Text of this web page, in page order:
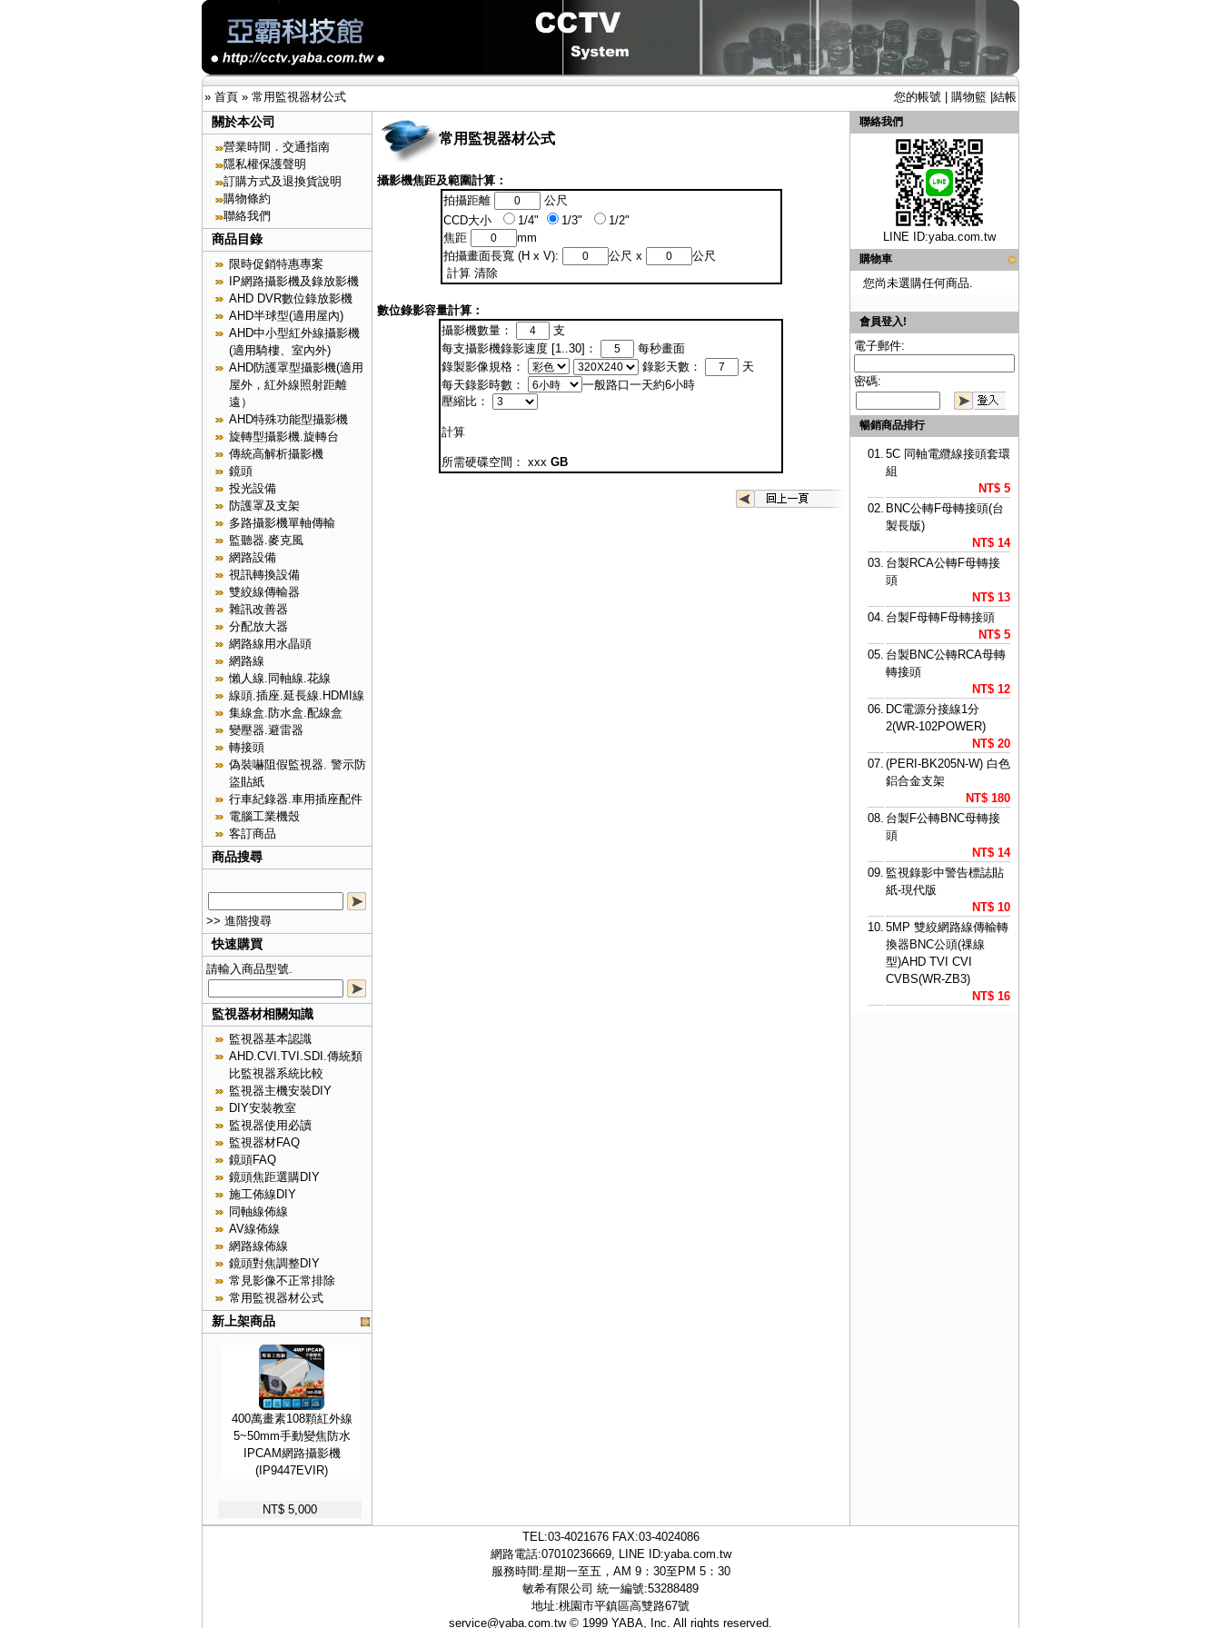
» 首頁 » 常用監視器材公式 您的帳號 購物籃 結帳
關於本公司
營業時間．交通指南
隱私權保護聲明
訂購方式及退換貨說明
購物條約
聯絡我們
商品目錄
限時促銷特惠專案
IP網路攝影機及錄放影機
AHD DVR數位錄放影機
AHD半球型(適用屋內)
AHD中小型紅外線攝影機
(適用騎樓、室內外)
AHD防護罩型攝影機(適用
屋外，紅外線照射距離
遠）
AHD特殊功能型攝影機
旋轉型攝影機.旋轉台
傳統高解析攝影機
鏡頭
投光設備
防護罩及支架
多路攝影機單軸傳輸
監聽器.麥克風
網路設備
視訊轉換設備
雙絞線傳輸器
雜訊改善器
分配放大器
網路線用水晶頭
網路線
懶人線.同軸線.花線
線頭.插座.延長線.HDMI線
集線盒.防水盒.配線盒
變壓器.避雷器
轉接頭
偽裝嚇阻假監視器. 警示防
盜貼紙
行車紀錄器.車用插座配件
電腦工業機殼
客訂商品
商品搜尋
>> 進階搜尋
快速購買
請輸入商品型號.
監視器材相關知識
監視器基本認識
AHD.CVI.TVI.SDI.傳統類
比監視器系統比較
監視器主機安裝DIY
DIY安裝教室
監視器使用必讀
監視器材FAQ
鏡頭FAQ
鏡頭焦距選購DIY
施工佈線DIY
同軸線佈線
AV線佈線
網路線佈線
鏡頭對焦調整DIY
常見影像不正常排除
常用監視器材公式
新上架商品
400萬畫素108顆紅外線
5~50mm手動變焦防水
IPCAM網路攝影機
(IP9447EVIR)
NT$ 5,000
常用監視器材公式
攝影機焦距及範圍計算：
拍攝距離
公尺
CCD大小
1/4" 1/3"
1/2"
焦距
mm
拍攝畫面長寬 (H x V):
公尺 x
公尺
計算 清除
數位錄影容量計算：
攝影機數量：
支
每支攝影機錄影速度 [1..30]：
每秒畫面
錄製影像規格：
錄影天數：
天
每天錄影時數：
一般路口一天約6小時
壓縮比：
計算
所需硬碟空間： xxx GB
聯絡我們
LINE ID:yaba.com.tw
購物車
您尚未選購任何商品.
會員登入!
電子郵件:
密碼:
暢銷商品排行
01. 5C 同軸電纜線接頭套環
組
NT$ 5
02. BNC公轉F母轉接頭(台
製長版)
NT$ 14
03. 台製RCA公轉F母轉接
頭
NT$ 13
04. 台製F母轉F母轉接頭
NT$ 5
05. 台製BNC公轉RCA母轉
轉接頭
NT$ 12
06. DC電源分接線1分
2(WR-102POWER)
NT$ 20
07. (PERI-BK205N-W) 白色
鋁合金支架
NT$ 180
08. 台製F公轉BNC母轉接
頭
NT$ 14
09. 監視錄影中警告標誌貼
紙-現代版
NT$ 10
10. 5MP 雙絞網路線傳輸轉
換器BNC公頭(祼線
型)AHD TVI CVI
CVBS(WR-ZB3)
NT$ 16
TEL:03-4021676FAX:03-4024086
網路電話:07010236669, LINE ID:yaba.com.tw
服務時間:星期一至五，AM 9：30至PM 5：30
敏希有限公司 統一編號:53288489
地址:桃園市平鎮區高雙路67號
service@yaba.com.tw© 1999 YABA, Inc. All rights reserved.